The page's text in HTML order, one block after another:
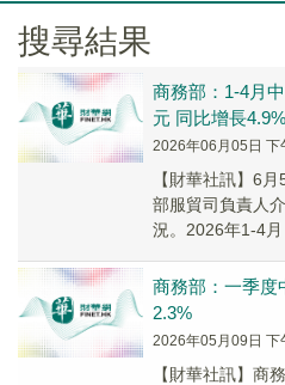
搜尋結果
商務部：1-4月
元 同比增長4.9%
2026年06月05日 下
【財華社訊】6
部服貿司負責人
況。2026年1-4月
商務部：一季度
2.3%
2026年05月09日 下
【財華社訊】商